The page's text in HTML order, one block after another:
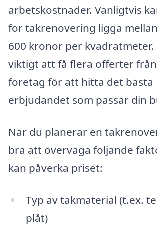
arbetskostnader. Vanligtvis
för takrenovering ligga
600 kronor per kvadratmeter.
viktigt att få flera offerter
företag för att hitta det bästa
erbjudandet som passar din
När du planerar en
bra att överväga följande
kan påverka priset:
Typ av takmaterial (t.ex.
plåt)